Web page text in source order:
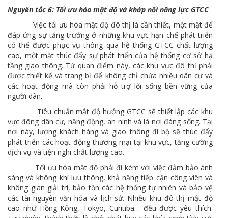
Nguyên tắc 6: Tối ưu hóa mật độ và khớp nối năng lực GTCC
Việc tối ưu hóa mật độ đô thị là cần thiết, một mặt để
đáp ứng sự tăng trưởng ở những khu vực hạn chế phát triển
có thể được phục vụ thông qua hệ thống GTCC chất lượng
cao, một mặt thúc đẩy sự phát triển của hệ thống cơ sở hạ
tầng giao thông. Từ quan điểm này, các khu vực đô thị phải
được thiết kế và trang bị để không chỉ chứa nhiều dân cư và
các hoạt động mà còn phải hỗ trợ lối sống bền vững của
người dân.
Tiêu chuẩn mật độ hướng GTCC sẽ thiết lập các khu
vực đông dân cư, năng động, an ninh và là nơi đáng sống. Tại
nơi này, lượng khách hàng và giao thông đi bộ sẽ thúc đẩy
phát triển các hoạt động thương mại tại khu vực, tăng cường
dịch vụ và tiện nghi chất lượng cao.
Tối ưu hóa mật độ phải đi kèm với việc đảm bảo ánh
sáng và không khí lưu thông, khả năng tiếp cận công viên và
không gian giải trí, bảo tồn các hệ thống tự nhiên và bảo vệ
các tài nguyên văn hóa và lịch sử. Nhiều khu đô thị mật độ
cao như Hồng Kông, Tokyo, Curitiba… đều được yêu thích.